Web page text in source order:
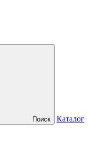
Поиск Каталог